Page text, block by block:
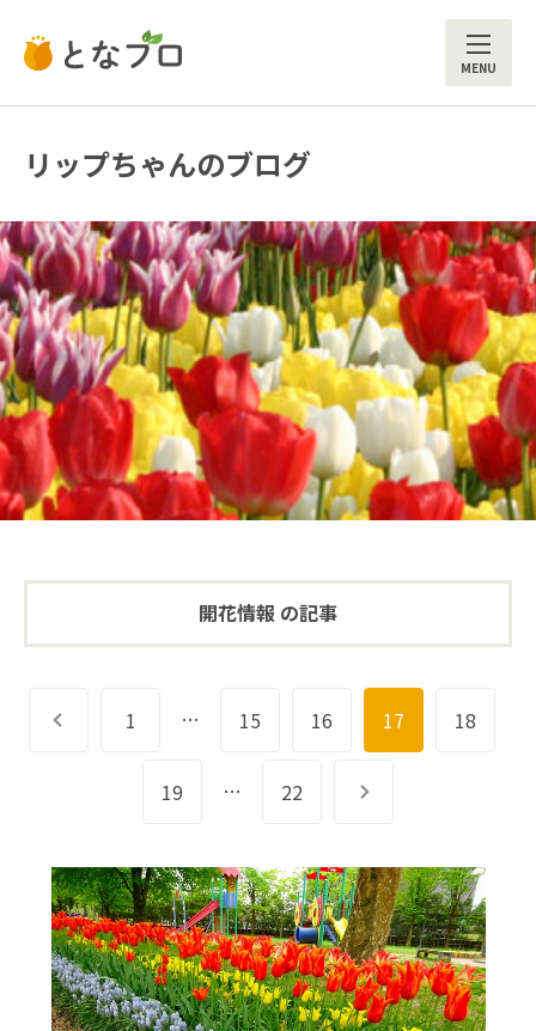
リップちゃんのブログ
開花情報 の記事
1 … 15 16 17 18
19 … 22